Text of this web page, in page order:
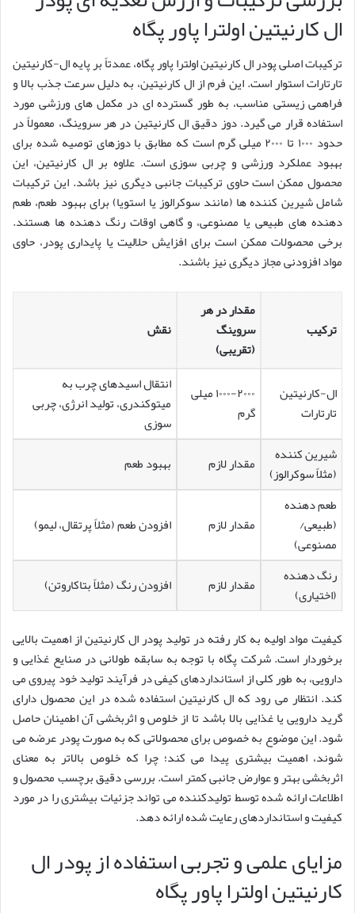
ال کارنیتین اولترا پاور پگاه
ترکیبات اصلی پودر ال کارنیتین اولترا پاور پگاه، عمدتاً بر پایه ال-کارنیتین
تارتارات استوار است. این فرم از ال کارنیتین، به دلیل سرعت جذب بالا و
فراهمی زیستی مناسب، به طور گسترده ای در مکمل های ورزشی مورد
استفاده قرار می گیرد. دوز دقیق ال کارنیتین در هر سروینگ، معمولاً در
حدود ۱۰۰۰ تا ۲۰۰۰ میلی گرم است که مطابق با دوزهای توصیه شده برای
بهبود عملکرد ورزشی و چربی سوزی است. علاوه بر ال کارنیتین، این
محصول ممکن است حاوی ترکیبات جانبی دیگری نیز باشد. این ترکیبات
شامل شیرین کننده ها (مانند سوکرالوز یا استویا) برای بهبود طعم، طعم
دهنده های طبیعی یا مصنوعی، و گاهی اوقات رنگ دهنده ها هستند.
برخی محصولات ممکن است برای افزایش حلالیت یا پایداری پودر، حاوی
مواد افزودنی مجاز دیگری نیز باشند.
ترکیب
مقدار در هر
سروینگ
(تقریبی)
نقش
ال-کارنیتین
تارتارات
۱۰۰۰-۲۰۰۰ میلی
گرم
انتقال اسیدهای چرب به
میتوکندری، تولید انرژی، چربی
سوزی
شیرین کننده
(مثلاً سوکرالوز)
مقدار لازم
بهبود طعم
طعم دهنده
(طبیعی/
مصنوعی)
مقدار لازم افزودن طعم (مثلاً پرتقال، لیمو)
رنگ دهنده
(اختیاری)
مقدار لازم افزودن رنگ (مثلاً بتاکاروتن)
کیفیت مواد اولیه به کار رفته در تولید پودر ال کارنیتین از اهمیت بالایی
برخوردار است. شرکت پگاه با توجه به سابقه طولانی در صنایع غذایی و
دارویی، به طور کلی از استانداردهای کیفی در فرآیند تولید خود پیروی می
کند. انتظار می رود که ال کارنیتین استفاده شده در این محصول دارای
گرید دارویی یا غذایی بالا باشد تا از خلوص و اثربخشی آن اطمینان حاصل
شود. این موضوع به خصوص برای محصولاتی که به صورت پودر عرضه می
شوند، اهمیت بیشتری پیدا می کند؛ چرا که خلوص بالاتر به معنای
اثربخشی بهتر و عوارض جانبی کمتر است. بررسی دقیق برچسب محصول و
اطلاعات ارائه شده توسط تولیدکننده می تواند جزئیات بیشتری را در مورد
کیفیت و استانداردهای رعایت شده ارائه دهد.
مزایای علمی و تجربی استفاده از پودر ال
کارنیتین اولترا پاور پگاه